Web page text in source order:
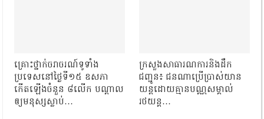
គ្រោះថ្នាក់ចរាចរណ៍ទូទាំង
ប្រទេសនៅថ្ងៃទី១៥ ឧសភា
កើតឡើងចំនួន ៨លើក បណ្តាល
ឲ្យមនុស្សស្លាប់…
ក្រសួងសាធារណការនិងដឹក
ជញ្ជូន៖ ជនណាប្រើប្រាស់យាន
យន្តដោយគ្មានបណ្ណសម្គាល់
រថយន្ត…